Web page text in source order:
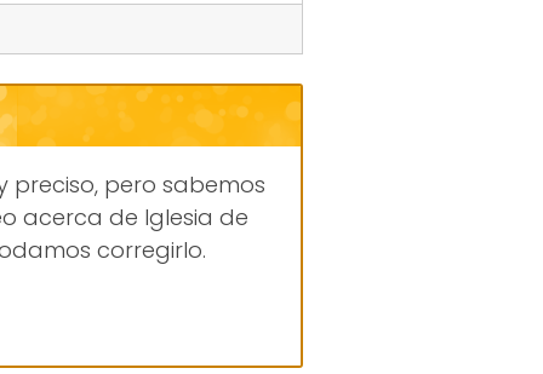
preciso, pero sabemos
acerca de Iglesia de
corregirlo.